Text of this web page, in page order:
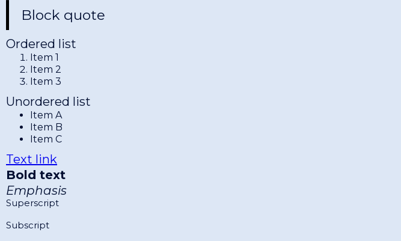
Block quote
Ordered list
Item 1
Item 2
Item 3
Unordered list
Item A
Item B
Item C
Text link
Bold text
Emphasis
Superscript
Subscript